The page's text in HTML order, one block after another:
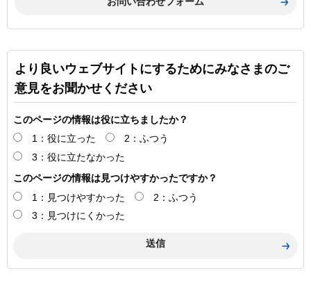
より良いウェブサイトにするためにみなさまのご
意見をお聞かせください
このページの情報は役に立ちましたか？
1：役に立った
2：ふつう
3：役に立たなかった
このページの情報は見つけやすかったですか？
1：見つけやすかった
2：ふつう
3：見つけにくかった